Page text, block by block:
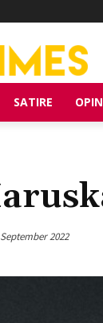
SATIRE
2022